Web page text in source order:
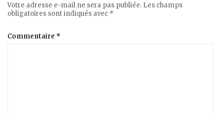
Votre adresse e-mail ne sera pas publiée. Les champs
obligatoires sont indiqués avec *
Commentaire *